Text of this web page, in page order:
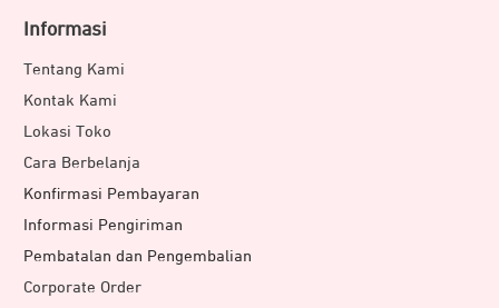
Informasi
Tentang Kami
Kontak Kami
Lokasi Toko
Cara Berbelanja
Konfirmasi Pembayaran
Informasi Pengiriman
Pembatalan dan Pengembalian
Corporate Order